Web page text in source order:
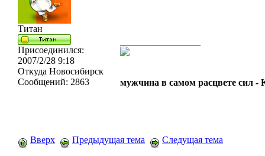
Титан
Присоединился:
2007/2/28 9:18
Откуда Новосибирск
Сообщений: 2863 мужчина в самом расцвете сил -
Вверх Предыдущая тема Следущая тема